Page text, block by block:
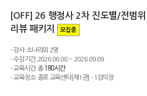
[OFF] 26 행정사 2차 진도별/전범
리뷰 패키지
모집중
- 강사: 소나리외 2명
- 수강기간: 2026.06.08 ~ 2026.09.09
- 교육시간: 총 180시간
- 교육장소: 종로 교육센터[제1관] - 1강의장